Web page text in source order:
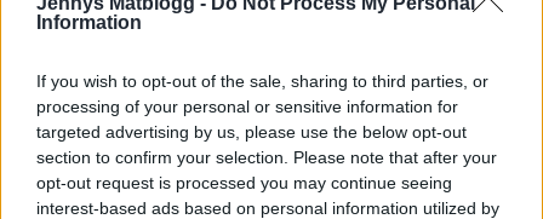
Information
If you wish to opt-out of the sale, sharing to third parties, or
processing of your personal or sensitive information for
targeted advertising by us, please use the below opt-out
section to confirm your selection. Please note that after your
opt-out request is processed you may continue seeing
interest-based ads based on personal information utilized by
tillsätt smör & skvätt mjölk ( pröva dig fram till lagom
för elvisp. Smaka sedan av puren med salt & vitpeppar.